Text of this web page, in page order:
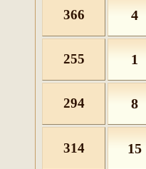
4
366
1
255
8
294
15
314